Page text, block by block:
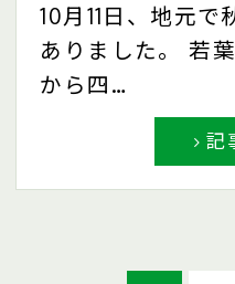
10月11日、地元
ありました。 若
から四…
記